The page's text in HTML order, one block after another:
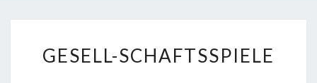
SCHAFTSSPIELE
GESELL-SCHAFTSSPIELE